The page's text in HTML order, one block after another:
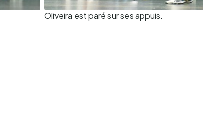
Oliveira est paré sur ses appuis.